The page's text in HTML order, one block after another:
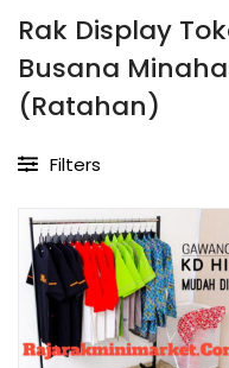
Rak Display
Busana
(Ratahan)
Filters